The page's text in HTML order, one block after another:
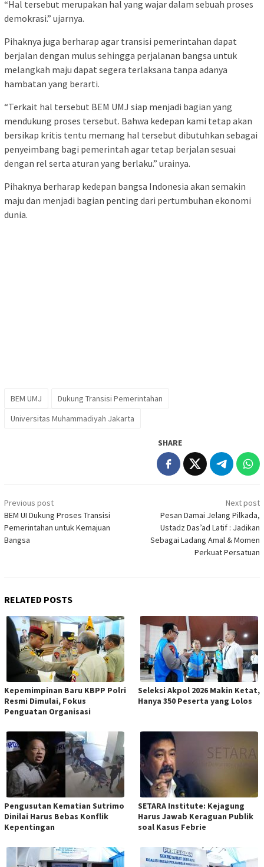
“Hal tersebut merupakan hal yang wajar dalam sebuah proses
demokrasi.” ujarnya.
Pihaknya juga berharap agar transisi pemerintahan dapat
berjalan dengan mulus sehingga perjalanan bangsa untuk
melangkah maju dapat segera terlaksana tanpa adanya
hambatan yang berarti.
“Terkait hal tersebut BEM UMJ siap menjadi bagian yang
mendukung proses tersebut. Bahwa kedepan kami tetap akan
bersikap kritis tentu memang hal tersebut dibutuhkan sebagai
penyeimbang bagi pemerintah agar tetap berjalan sesuai
dengan rel serta aturan yang berlaku.” urainya.
Pihaknya berharap kedepan bangsa Indonesia akan semakin
maju dan menjadi bagian penting dari pertumbuhan ekonomi
dunia.
BEM UMJ
Dukung Transisi Pemerintahan
Universitas Muhammadiyah Jakarta
SHARE
Post
navigation
Previous post
BEM UI Dukung Proses Transisi
Pemerintahan untuk Kemajuan
Bangsa
Next post
Pesan Damai Jelang Pilkada,
Ustadz Das’ad Latif : Jadikan
Sebagai Ladang Amal & Momen
Perkuat Persatuan
RELATED POSTS
Kepemimpinan Baru KBPP Polri
Resmi Dimulai, Fokus
Penguatan Organisasi
Seleksi Akpol 2026 Makin Ketat,
Hanya 350 Peserta yang Lolos
Pengusutan Kematian Sutrimo
Dinilai Harus Bebas Konflik
Kepentingan
SETARA Institute: Kejagung
Harus Jawab Keraguan Publik
soal Kasus Febrie